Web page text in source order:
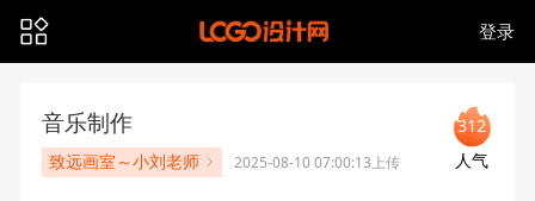
登录
音乐制作
致远画室～小刘老师 2025-08-10 07:00:13上传
312
人气